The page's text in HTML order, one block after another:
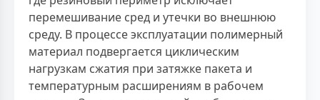
перемешивание сред и утечки во внешнюю
среду. В процессе эксплуатации полимерный
материал подвергается циклическим
нагрузкам сжатия при затяжке пакета и
температурным расширениям в рабочем